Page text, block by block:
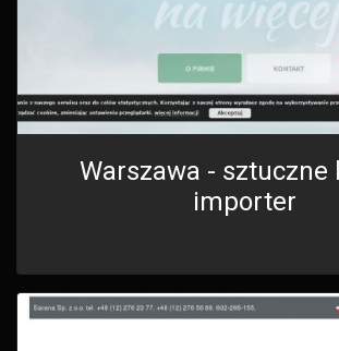
Warszawa - sztuczne
importer